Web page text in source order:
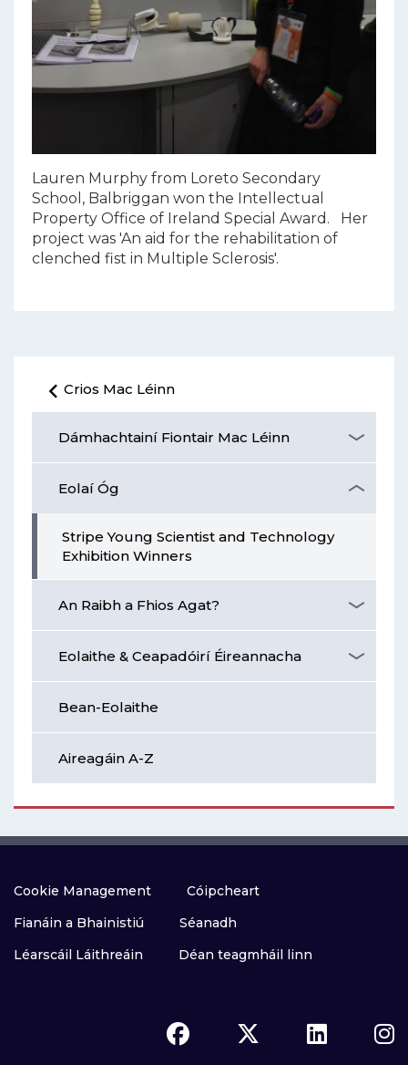
Crios Mac Léinn
Dámhachtainí Fiontair Mac Léinn
Eolaí Óg
Stripe Young Scientist and Technology
Exhibition Winners
An Raibh a Fhios Agat?
Eolaithe & Ceapadóirí Éireannacha
Bean-Eolaithe
Aireagáin A-Z
Lauren Murphy from Loreto Secondary
School, Balbriggan won the Intellectual
Property Office of Ireland Special Award. Her
project was 'An aid for the rehabilitation of
clenched fist in Multiple Sclerosis'.
Cookie Management
Cóipcheart
Fianáin a Bhainistiú
Séanadh
Léarscáil Láithreáin
Déan teagmháil linn